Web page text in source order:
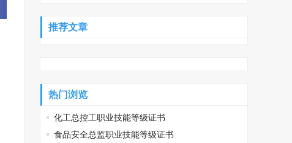
推荐文章
热门浏览
化工总控工职业技能等级证书
食品安全总监职业技能等级证书